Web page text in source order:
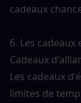
cadeaux
6. Les cadeaux
Cadeaux
Les cadeaux
limites de